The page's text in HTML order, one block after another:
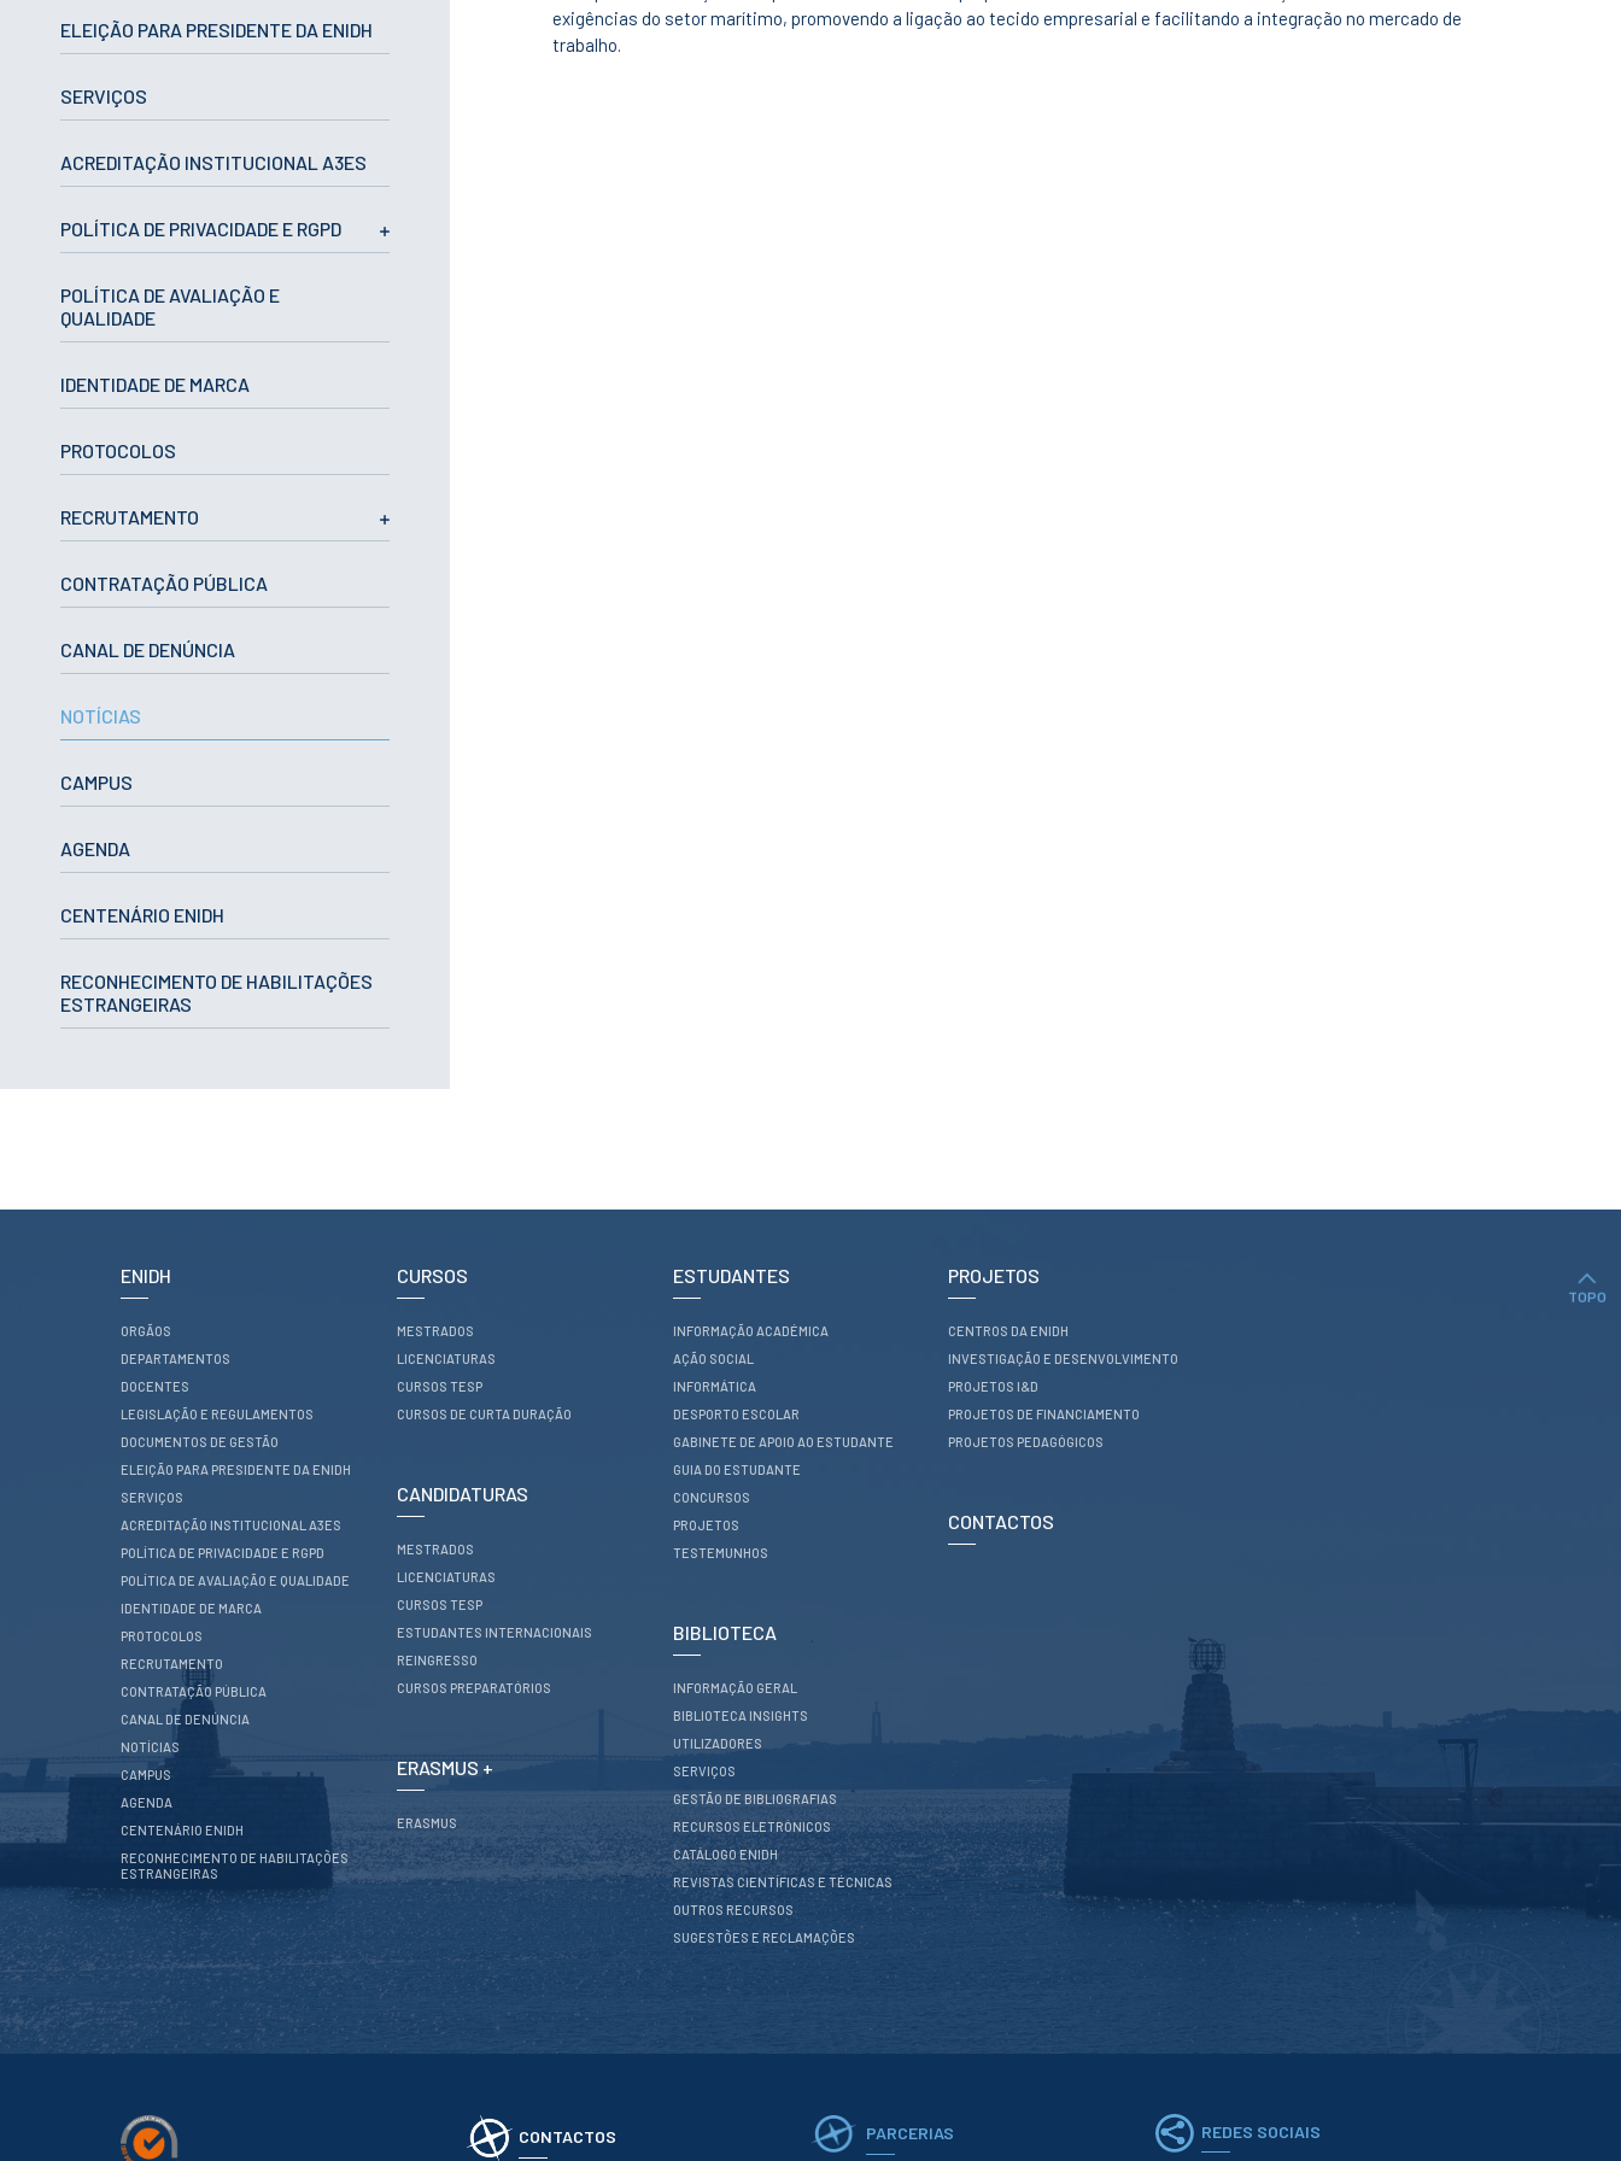
Mestrados
Cursos TeSP
Mestrados
Cursos TeSP
Estudantes
Internacionais
Cursos
Preparatórios
ERASMUS +
Informação
Académica
Gabinete de
Apoio ao
Guia do
Estudante
Projetos
BIBLIOTECA
Informação geral
Biblioteca
Insights
Outros Recursos
Reclamações
Centros da ENIDH
Investigação e
Desenvolvimento
Projetos I&D
Projetos de
Pedagógicos
CONTACTOS
ELEIÇÃO PARA PRESIDENTE DA ENIDH
SERVIÇOS
ACREDITAÇÃO INSTITUCIONAL A3ES
POLÍTICA DE PRIVACIDADE E RGPD
POLÍTICA DE AVALIAÇÃO E
QUALIDADE
IDENTIDADE DE MARCA
PROTOCOLOS
RECRUTAMENTO
CONTRATAÇÃO PÚBLICA
CANAL DE DENÚNCIA
NOTÍCIAS
CAMPUS
AGENDA
CENTENÁRIO ENIDH
RECONHECIMENTO DE HABILITAÇÕES
ESTRANGEIRAS
exigências do setor marítimo, promovendo a ligação ao tecido empresarial e facilitando a integração no mercado de
trabalho.
TOPO
ENIDH
ORGÃOS
DEPARTAMENTOS
DOCENTES
LEGISLAÇÃO E REGULAMENTOS
DOCUMENTOS DE GESTÃO
ELEIÇÃO PARA PRESIDENTE DA ENIDH
SERVIÇOS
ACREDITAÇÃO INSTITUCIONAL A3ES
POLÍTICA DE PRIVACIDADE E RGPD
POLÍTICA DE AVALIAÇÃO E QUALIDADE
IDENTIDADE DE MARCA
PROTOCOLOS
RECRUTAMENTO
CONTRATAÇÃO PÚBLICA
CANAL DE DENÚNCIA
NOTÍCIAS
CAMPUS
AGENDA
CENTENÁRIO ENIDH
RECONHECIMENTO DE HABILITAÇÕES
ESTRANGEIRAS
CURSOS
MESTRADOS
LICENCIATURAS
CURSOS TESP
CURSOS DE CURTA DURAÇÃO
CANDIDATURAS
MESTRADOS
LICENCIATURAS
CURSOS TESP
ESTUDANTES INTERNACIONAIS
REINGRESSO
CURSOS PREPARATÓRIOS
ERASMUS +
ERASMUS
ESTUDANTES
INFORMAÇÃO ACADÉMICA
AÇÃO SOCIAL
INFORMÁTICA
DESPORTO ESCOLAR
GABINETE DE APOIO AO ESTUDANTE
GUIA DO ESTUDANTE
CONCURSOS
PROJETOS
TESTEMUNHOS
BIBLIOTECA
INFORMAÇÃO GERAL
BIBLIOTECA INSIGHTS
UTILIZADORES
SERVIÇOS
GESTÃO DE BIBLIOGRAFIAS
RECURSOS ELETRÓNICOS
CATÁLOGO ENIDH
REVISTAS CIENTÍFICAS E TÉCNICAS
OUTROS RECURSOS
SUGESTÕES E RECLAMAÇÕES
PROJETOS
CENTROS DA ENIDH
INVESTIGAÇÃO E DESENVOLVIMENTO
PROJETOS I&D
PROJETOS DE FINANCIAMENTO
PROJETOS PEDAGÓGICOS
CONTACTOS
CONTACTOS PARCERIAS REDES SOCIAIS